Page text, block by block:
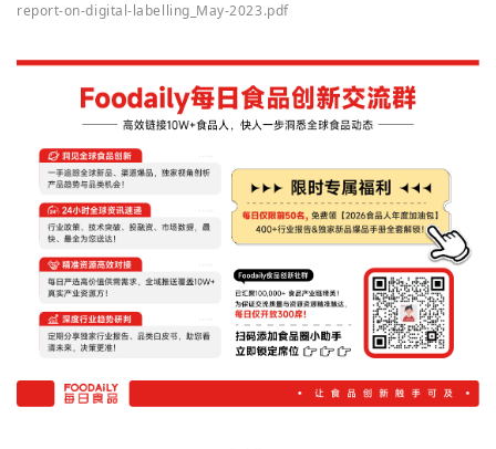
report-on-digital-labelling_May-2023.pdf